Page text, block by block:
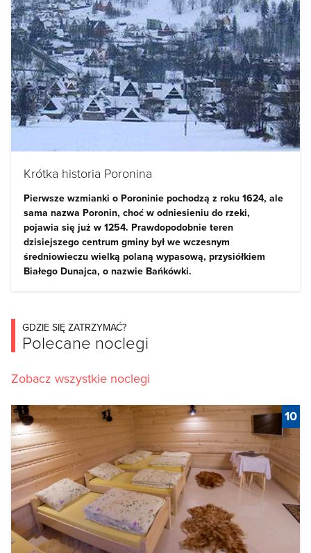
Krótka historia Poronina
Pierwsze wzmianki o Poroninie pochodzą z roku 1624, ale
sama nazwa Poronin, choć w odniesieniu do rzeki,
pojawia się już w 1254. Prawdopodobnie teren
dzisiejszego centrum gminy był we wczesnym
średniowieczu wielką polaną wypasową, przysiółkiem
Białego Dunajca, o nazwie Bańkówki.
GDZIE SIĘ ZATRZYMAĆ?
Polecane noclegi
Zobacz wszystkie noclegi
10